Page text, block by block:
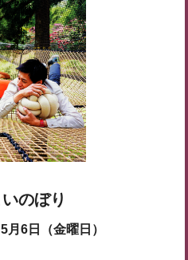
のぼり
6日（金曜日）